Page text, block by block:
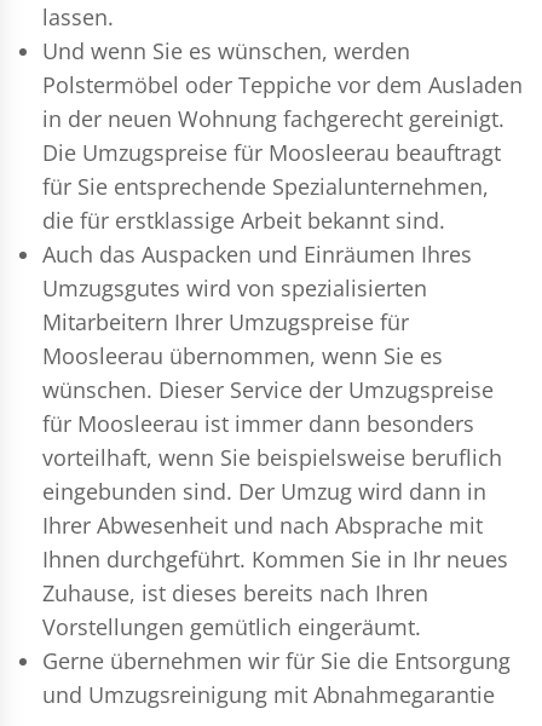
lassen.
Und wenn Sie es wünschen, werden
Polstermöbel oder Teppiche vor dem Ausladen
in der neuen Wohnung fachgerecht gereinigt.
Die Umzugspreise für Moosleerau beauftragt
für Sie entsprechende Spezialunternehmen,
die für erstklassige Arbeit bekannt sind.
Auch das Auspacken und Einräumen Ihres
Umzugsgutes wird von spezialisierten
Mitarbeitern Ihrer Umzugspreise für
Moosleerau übernommen, wenn Sie es
wünschen. Dieser Service der Umzugspreise
für Moosleerau ist immer dann besonders
vorteilhaft, wenn Sie beispielsweise beruflich
eingebunden sind. Der Umzug wird dann in
Ihrer Abwesenheit und nach Absprache mit
Ihnen durchgeführt. Kommen Sie in Ihr neues
Zuhause, ist dieses bereits nach Ihren
Vorstellungen gemütlich eingeräumt.
Gerne übernehmen wir für Sie die Entsorgung
und Umzugsreinigung mit Abnahmegarantie